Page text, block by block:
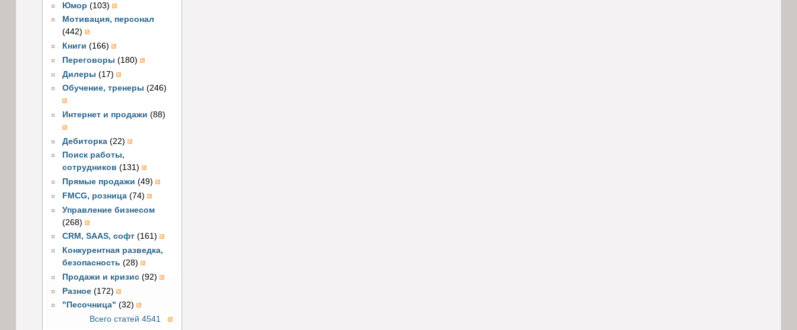
Юмор (103)
Мотивация, персонал
(442)
Книги (166)
Переговоры (180)
Дилеры (17)
Обучение, тренеры (246)
Интернет и продажи (88)
Дебиторка (22)
Поиск работы,
сотрудников (131)
Прямые продажи (49)
FMCG, розница (74)
Управление бизнесом
(268)
CRM, SAAS, софт (161)
Конкурентная разведка,
безопасность (28)
Продажи и кризис (92)
Разное (172)
"Песочница" (32)
Всего статей 4541